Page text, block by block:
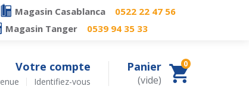
Magasin Casablanca
0522 22 47 56
Magasin Tanger 0539 94 35 33
Panier
(vide)
0
Votre compte
Identifiez-vous